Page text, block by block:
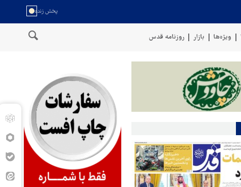
ویژه‌ها بازار روزنامه قدس
سخنگوی نیروهای مسلح یمن: کشتی نفتی عربستان را با موشک بالستیک هدف